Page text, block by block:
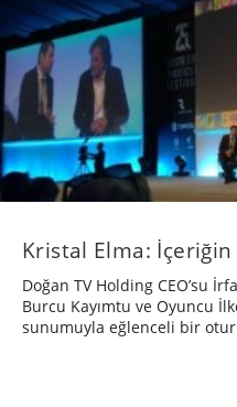
Kristal Elma: İçeriğin
Doğan TV Holding CEO’su
Burcu Kayımtu ve Oyuncu
sunumuyla eğlenceli bir